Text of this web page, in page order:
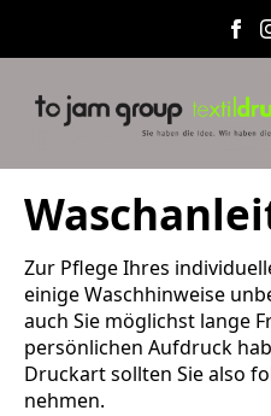
Zur Pflege Ihres
einige Waschhinweise
auch Sie möglichst lange
persönlichen Aufdruck
Druckart sollten Sie also
nehmen.